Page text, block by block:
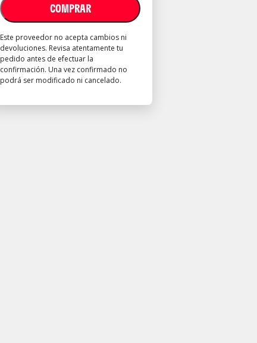
COMPRAR
Este proveedor no acepta cambios ni
devoluciones. Revisa atentamente tu
pedido antes de efectuar la
confirmación. Una vez confirmado no
podrá ser modificado ni cancelado.